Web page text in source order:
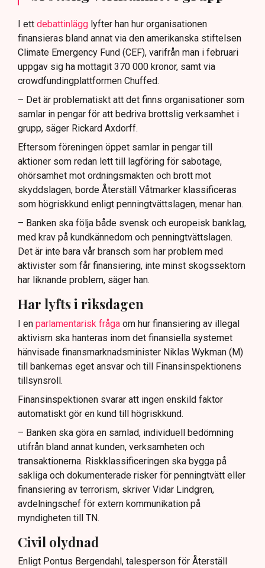
I ett debattinlägg lyfter han hur organisationen
finansieras bland annat via den amerikanska stiftelsen
Climate Emergency Fund (CEF), varifrån man i februari
uppgav sig ha mottagit 370 000 kronor, samt via
crowdfundingplattformen Chuffed.
– Det är problematiskt att det finns organisationer som
samlar in pengar för att bedriva brottslig verksamhet i
grupp, säger Rickard Axdorff.
Eftersom föreningen öppet samlar in pengar till
aktioner som redan lett till lagföring för sabotage,
ohörsamhet mot ordningsmakten och brott mot
skyddslagen, borde Återställ Våtmarker klassificeras
som högriskkund enligt penningtvättslagen, menar han.
– Banken ska följa både svensk och europeisk banklag,
med krav på kundkännedom och penningtvättslagen.
Det är inte bara vår bransch som har problem med
aktivister som får finansiering, inte minst skogssektorn
har liknande problem, säger han.
Har lyfts i riksdagen
I en parlamentarisk fråga om hur finansiering av illegal
aktivism ska hanteras inom det finansiella systemet
hänvisade finansmarknadsminister Niklas Wykman (M)
till bankernas eget ansvar och till Finansinspektionens
tillsynsroll.
Finansinspektionen svarar att ingen enskild faktor
automatiskt gör en kund till högriskkund.
– Banken ska göra en samlad, individuell bedömning
utifrån bland annat kunden, verksamheten och
transaktionerna. Riskklassificeringen ska bygga på
sakliga och dokumenterade risker för penningtvätt eller
finansiering av terrorism, skriver Vidar Lindgren,
avdelningschef för extern kommunikation på
myndigheten till TN.
Civil olydnad
Enligt Pontus Bergendahl, talesperson för Återställ